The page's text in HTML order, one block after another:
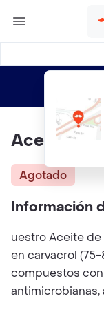
Aceite De
Agotado
Información
uestro Aceite
en carvacrol
compuestos
antimicrobianas,